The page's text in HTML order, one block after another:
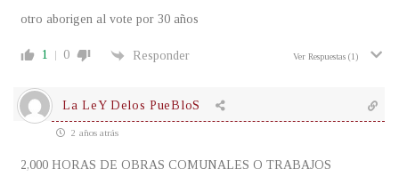
otro aborigen al vote por 30 años
1 0 Responder Ver Respuestas (1)
La LeY Delos PueBloS
2 años atrás
2,000 HORAS DE OBRAS COMUNALES O TRABAJOS